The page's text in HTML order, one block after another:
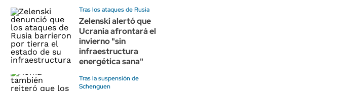
Tras los ataques de Rusia
Zelenski alertó que
Ucrania afrontará el
invierno "sin
infraestructura
energética sana"
Tras la suspensión de
Schenguen